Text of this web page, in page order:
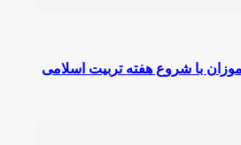
با شروع هفته تربیت اسلامی